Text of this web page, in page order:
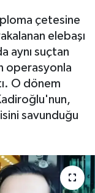
çetesine
elebaşı
aynı suçtan
operasyonla
O dönem
savunduğu